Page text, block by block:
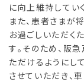
に向上維持してい
また、患者さまが
お過ごしいただく
す。そのため、阪
ただけるようにし
させていただき、